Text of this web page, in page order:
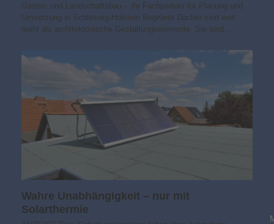
Garten- und Landschaftsbau – Ihr Fachpartner für Planung und
Umsetzung in Schleswig-Holstein Begrünte Dächer sind weit
mehr als architektonische Gestaltungselemente. Sie sind…
Wahre Unabhängigkeit – nur mit
Solarthermie